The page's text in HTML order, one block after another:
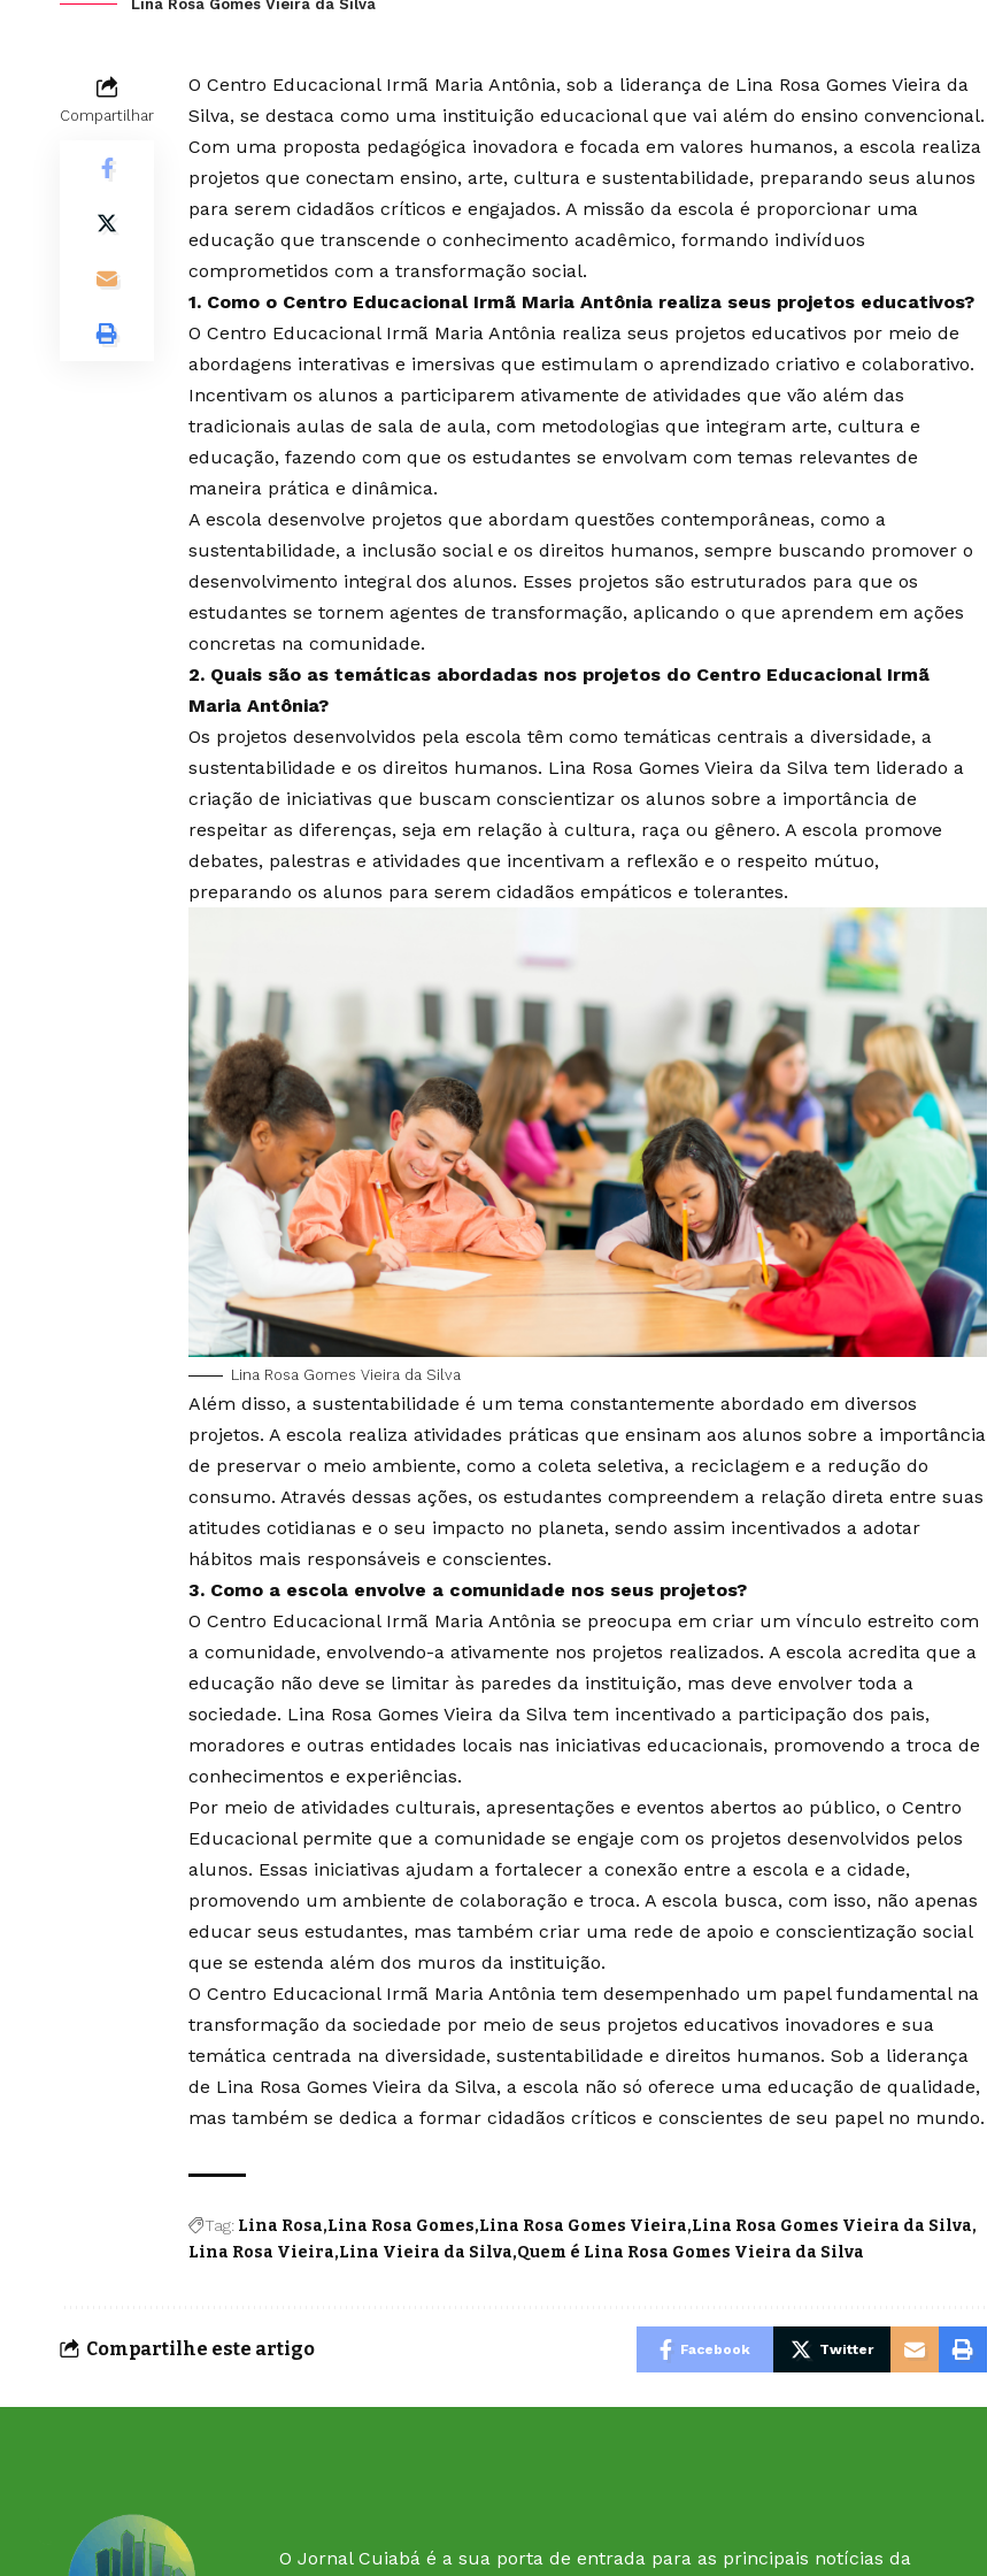
Lina Rosa Gomes Vieira da Silva
Compartilhar
O Centro Educacional Irmã Maria Antônia, sob a liderança de Lina Rosa Gomes Vieira da
Silva, se destaca como uma instituição educacional que vai além do ensino convencional.
Com uma proposta pedagógica inovadora e focada em valores humanos, a escola realiza
projetos que conectam ensino, arte, cultura e sustentabilidade, preparando seus alunos
para serem cidadãos críticos e engajados. A missão da escola é proporcionar uma
educação que transcende o conhecimento acadêmico, formando indivíduos
comprometidos com a transformação social.
1. Como o Centro Educacional Irmã Maria Antônia realiza seus projetos educativos?
O Centro Educacional Irmã Maria Antônia realiza seus projetos educativos por meio de
abordagens interativas e imersivas que estimulam o aprendizado criativo e colaborativo.
Incentivam os alunos a participarem ativamente de atividades que vão além das
tradicionais aulas de sala de aula, com metodologias que integram arte, cultura e
educação, fazendo com que os estudantes se envolvam com temas relevantes de
maneira prática e dinâmica.
A escola desenvolve projetos que abordam questões contemporâneas, como a
sustentabilidade, a inclusão social e os direitos humanos, sempre buscando promover o
desenvolvimento integral dos alunos. Esses projetos são estruturados para que os
estudantes se tornem agentes de transformação, aplicando o que aprendem em ações
concretas na comunidade.
2. Quais são as temáticas abordadas nos projetos do Centro Educacional Irmã
Maria Antônia?
Os projetos desenvolvidos pela escola têm como temáticas centrais a diversidade, a
sustentabilidade e os direitos humanos. Lina Rosa Gomes Vieira da Silva tem liderado a
criação de iniciativas que buscam conscientizar os alunos sobre a importância de
respeitar as diferenças, seja em relação à cultura, raça ou gênero. A escola promove
debates, palestras e atividades que incentivam a reflexão e o respeito mútuo,
preparando os alunos para serem cidadãos empáticos e tolerantes.
Lina Rosa Gomes Vieira da Silva
Além disso, a sustentabilidade é um tema constantemente abordado em diversos
projetos. A escola realiza atividades práticas que ensinam aos alunos sobre a importância
de preservar o meio ambiente, como a coleta seletiva, a reciclagem e a redução do
consumo. Através dessas ações, os estudantes compreendem a relação direta entre suas
atitudes cotidianas e o seu impacto no planeta, sendo assim incentivados a adotar
hábitos mais responsáveis e conscientes.
3. Como a escola envolve a comunidade nos seus projetos?
O Centro Educacional Irmã Maria Antônia se preocupa em criar um vínculo estreito com
a comunidade, envolvendo-a ativamente nos projetos realizados. A escola acredita que a
educação não deve se limitar às paredes da instituição, mas deve envolver toda a
sociedade. Lina Rosa Gomes Vieira da Silva tem incentivado a participação dos pais,
moradores e outras entidades locais nas iniciativas educacionais, promovendo a troca de
conhecimentos e experiências.
Por meio de atividades culturais, apresentações e eventos abertos ao público, o Centro
Educacional permite que a comunidade se engaje com os projetos desenvolvidos pelos
alunos. Essas iniciativas ajudam a fortalecer a conexão entre a escola e a cidade,
promovendo um ambiente de colaboração e troca. A escola busca, com isso, não apenas
educar seus estudantes, mas também criar uma rede de apoio e conscientização social
que se estenda além dos muros da instituição.
O Centro Educacional Irmã Maria Antônia tem desempenhado um papel fundamental na
transformação da sociedade por meio de seus projetos educativos inovadores e sua
temática centrada na diversidade, sustentabilidade e direitos humanos. Sob a liderança
de Lina Rosa Gomes Vieira da Silva, a escola não só oferece uma educação de qualidade,
mas também se dedica a formar cidadãos críticos e conscientes de seu papel no mundo.
Tag: Lina Rosa Lina Rosa Gomes Lina Rosa Gomes Vieira Lina Rosa Gomes Vieira da Silva
Lina Rosa Vieira Lina Vieira da Silva Quem é Lina Rosa Gomes Vieira da Silva
Compartilhe este artigo Facebook Twitter
O Jornal Cuiabá é a sua porta de entrada para as principais notícias da